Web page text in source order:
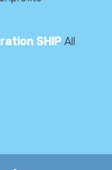
SHIP All